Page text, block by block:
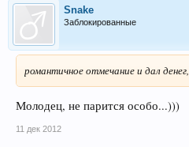
Snake
Заблокированные
романтичное отмечание и дал денег,
Молодец, не парится особо...)))
11 дек 2012